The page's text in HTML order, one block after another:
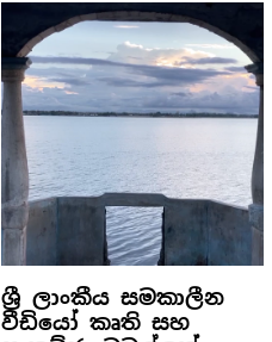
ශ්‍රී ලාංකීය සමකාලීන
වීඩියෝ කෘති සහ